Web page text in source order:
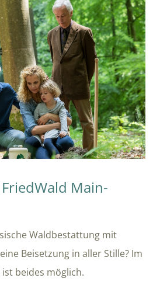
Main-
Waldbestattung mit
Beisetzung in aller Stille? Im
beides möglich.